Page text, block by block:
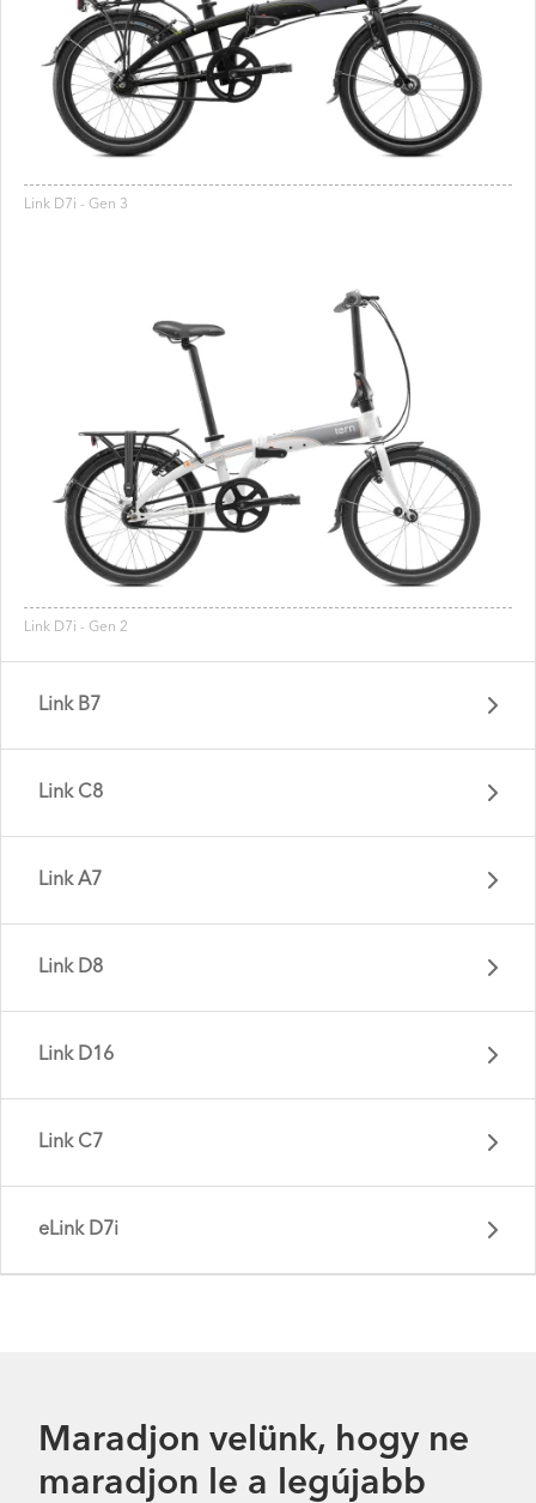
Link D7i - Gen 3
Link D7i - Gen 2
Link B7
Link C8
Link A7
Link D8
Link D16
Link D16 - Gen 3
Link C7
eLink D7i
Maradjon velünk, hogy ne
maradjon le a legújabb